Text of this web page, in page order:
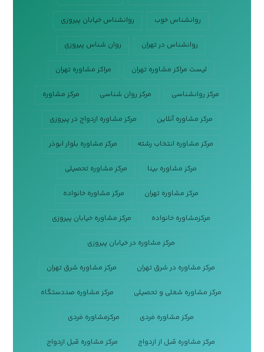
روانشناس خوب روانشناس خیابان پیروزی
روانشناس در تهران روان شناس پیروزی
لیست مراکز مشاوره تهران مراکز مشاوره تهران
مرکز روانشناسی مرکز روان شناسی مرکز مشاوره
مرکز مشاوره آنلاین مرکز مشاوره ازدواج در پیروزی
مرکز مشاوره انتخاب رشته مرکز مشاوره بلوار ابوذر
مرکز مشاوره بینا مرکز مشاوره تحصیلی
مرکز مشاوره تهران مرکز مشاوره خانواده
مرکزمشاوره خانواده مرکز مشاوره خیابان پیروزی
مرکز مشاوره در خیابان پیروزی
مرکز مشاوره در شرق تهران مرکز مشاوره شرق تهران
مرکز مشاوره شغلی و تحصیلی مرکز مشاوره صددستگاه
مرکز مشاوره فردی مرکزمشاوره فردی
مرکز مشاوره قبل از ازدواج مرکز مشاوره قبل ازدواج